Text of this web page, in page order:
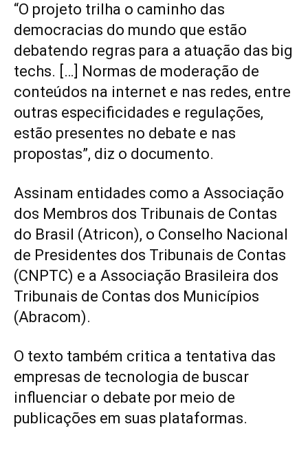
“O projeto trilha o caminho das
democracias do mundo que estão
debatendo regras para a atuação das big
techs. […] Normas de moderação de
conteúdos na internet e nas redes, entre
outras especificidades e regulações,
estão presentes no debate e nas
propostas”, diz o documento.
Assinam entidades como a Associação
dos Membros dos Tribunais de Contas
do Brasil (Atricon), o Conselho Nacional
de Presidentes dos Tribunais de Contas
(CNPTC) e a Associação Brasileira dos
Tribunais de Contas dos Municípios
(Abracom).
O texto também critica a tentativa das
empresas de tecnologia de buscar
influenciar o debate por meio de
publicações em suas plataformas.